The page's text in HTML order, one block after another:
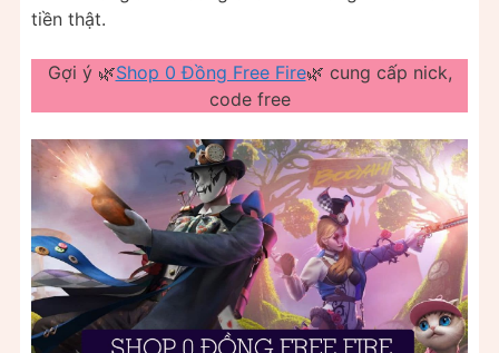
tiền thật.
Gợi ý 🌿Shop 0 Đồng Free Fire🌿 cung cấp nick,
code free